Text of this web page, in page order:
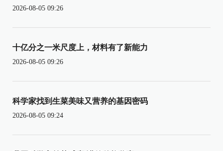
2026-08-05 09:26
十亿分之一米尺度上，材料有了新能力
2026-08-05 09:26
科学家找到生菜美味又营养的基因密码
2026-08-05 09:24